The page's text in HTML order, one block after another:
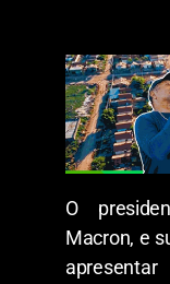
O
Macron, e
apresentar